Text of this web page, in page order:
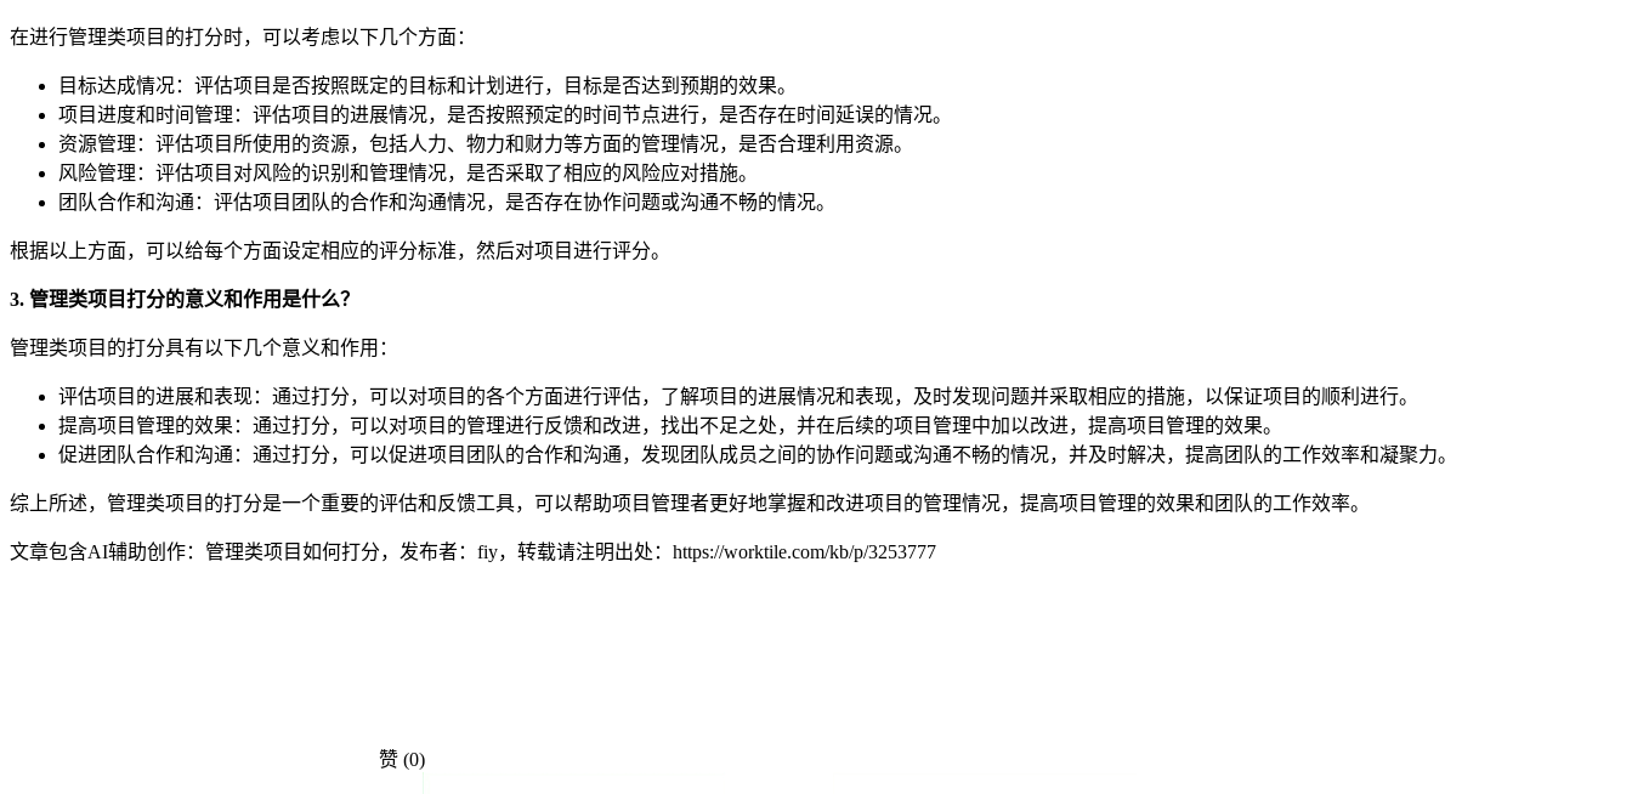
在进行管理类项目的打分时，可以考虑以下几个方面：
目标达成情况：评估项目是否按照既定的目标和计划进行，目标是否达到预期的效果。
项目进度和时间管理：评估项目的进展情况，是否按照预定的时间节点进行，是否存在时间延误的情况。
资源管理：评估项目所使用的资源，包括人力、物力和财力等方面的管理情况，是否合理利用资源。
风险管理：评估项目对风险的识别和管理情况，是否采取了相应的风险应对措施。
团队合作和沟通：评估项目团队的合作和沟通情况，是否存在协作问题或沟通不畅的情况。
根据以上方面，可以给每个方面设定相应的评分标准，然后对项目进行评分。
3. 管理类项目打分的意义和作用是什么？
管理类项目的打分具有以下几个意义和作用：
评估项目的进展和表现：通过打分，可以对项目的各个方面进行评估，了解项目的进展情况和表现，及时发现问题并采取相应的措施，以保证项目的顺利进行。
提高项目管理的效果：通过打分，可以对项目的管理进行反馈和改进，找出不足之处，并在后续的项目管理中加以改进，提高项目管理的效果。
促进团队合作和沟通：通过打分，可以促进项目团队的合作和沟通，发现团队成员之间的协作问题或沟通不畅的情况，并及时解决，提高团队的工作效率和凝聚力。
综上所述，管理类项目的打分是一个重要的评估和反馈工具，可以帮助项目管理者更好地掌握和改进项目的管理情况，提高项目管理的效果和团队的工作效率。
文章包含AI辅助创作：管理类项目如何打分，发布者：fiy，转载请注明出处： https://worktile.com/kb/p/3253777
赞 (0)